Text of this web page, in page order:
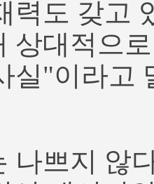
력도 갖고
상대적으
실"이라고
나쁘지 않